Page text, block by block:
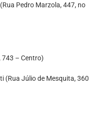
Pedro Marzola, 447, no
743 – Centro)
(Rua Júlio de Mesquita, 360